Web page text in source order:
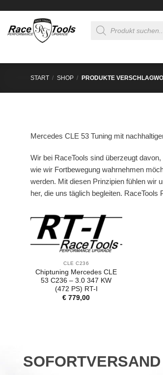
springen
search
START / SHOP / PRODUKTE
Mercedes CLE 53 Tuning mit
Wir bei RaceTools sind überzeugt
wie wir Fortbewegung wahrnehmen
werden. Mit diesen Prinzipien fühlen wir
her, die uns täglich begleiten.
CLE C236
Chiptuning Mercedes CLE
53 C236 – 3.0 347 KW
(472 PS) RT-I
€ 779,00